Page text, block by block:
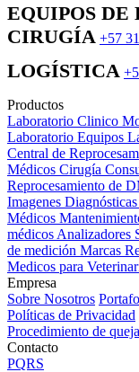
EQUIPOS
CIRUGÍA +57
LOGÍSTICA
Productos
Laboratorio Clinico
Laboratorio Equipos
Central de
Médicos Cirugía
Reprocesamiento de
Imagenes Diagnósticas
Médicos
médicos Analizadores
de medición Marcas
Medicos para
Empresa
Sobre Nosotros
Políticas de Privacidad
Procedimiento de
Contacto
PQRS